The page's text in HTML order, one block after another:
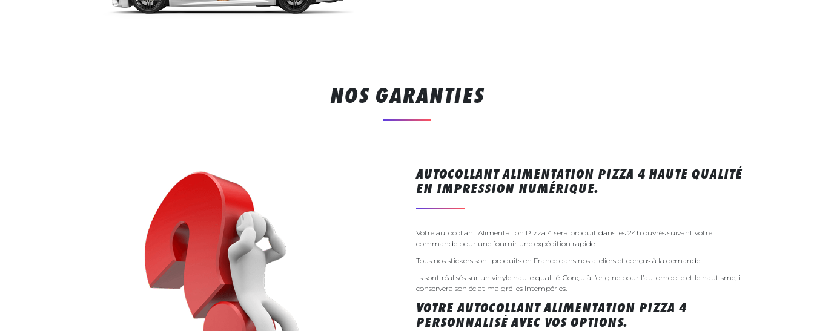
NOS GARANTIES
AUTOCOLLANT ALIMENTATION PIZZA 4 HAUTE QUALITÉ
EN IMPRESSION NUMÉRIQUE.
Votre autocollant Alimentation Pizza 4 sera produit dans les 24h ouvrés suivant votre
commande pour une fournir une expédition rapide.
Tous nos stickers sont produits en France dans nos ateliers et conçus à la demande.
Ils sont réalisés sur un vinyle haute qualité. Conçu à l’origine pour l’automobile et le nautisme, il
conservera son éclat malgré les intempéries.
VOTRE AUTOCOLLANT ALIMENTATION PIZZA 4
PERSONNALISÉ AVEC VOS OPTIONS.